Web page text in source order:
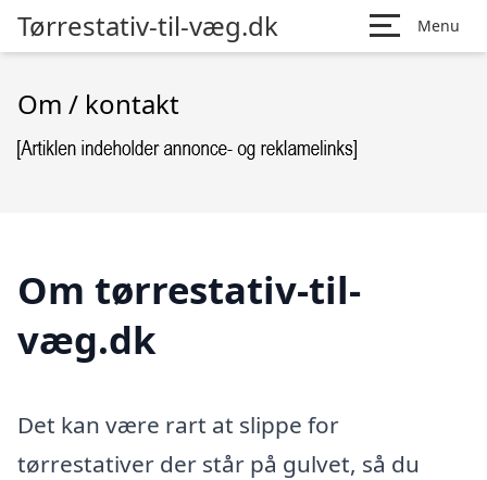
Tørrestativ-til-væg.dk Menu
Om / kontakt
Om tørrestativ-til-
væg.dk
Det kan være rart at slippe for
tørrestativer der står på gulvet, så du